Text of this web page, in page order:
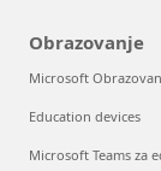
Obrazovanje
Microsoft
Education devices
Microsoft Teams za